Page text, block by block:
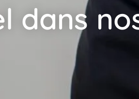
dans